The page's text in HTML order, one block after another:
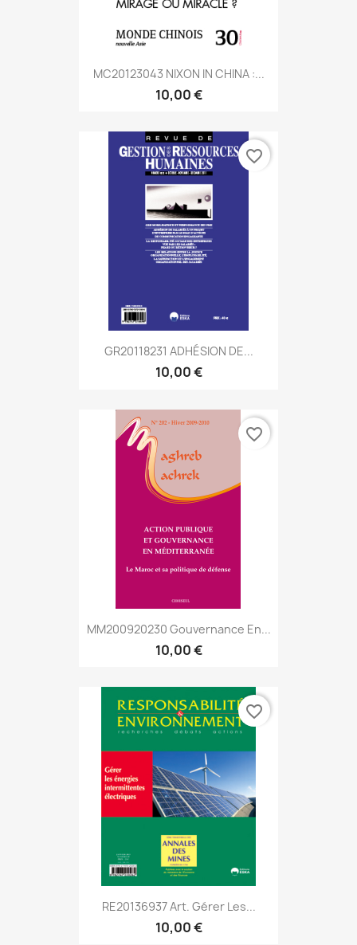
MC20123043 NIXON IN CHINA :...
10,00 €
GR20118231 ADHÉSION DE...
10,00 €
favorite_border
MM200920230 Gouvernance En...
10,00 €
favorite_border
RE20136937 Art. Gérer Les...
10,00 €
favorite_border